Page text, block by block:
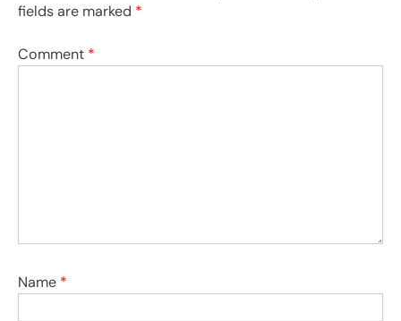
fields are marked *
Comment *
Name *